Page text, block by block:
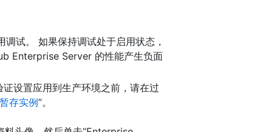
试。 如果保持调试处于启用状态，
Enterprise Server 的性能产生负面
设置应用到生产环境之前，请在过
存实例”。